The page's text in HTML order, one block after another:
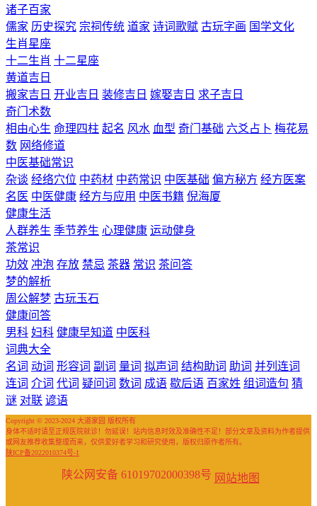
诸子百家
儒家 历史探究 宗祠传统 道家 诗词歌赋 古玩字画 国学文化
生肖星座
十二生肖 十二星座
黄道吉日
搬家吉日 开业吉日 装修吉日 嫁娶吉日 求子吉日
奇门术数
相由心生 命理四柱 起名 风水 血型 奇门基础 六爻占卜 梅花易
数 网络修道
中医基础常识
杂谈 经络穴位 中药材 中药常识 中医基础 偏方秘方 经方医案
名医 中医健康 经方与应用 中医书籍 倪海厦
健康生活
人群养生 季节养生 心理健康 运动健身
茶常识
功效 冲泡 存放 禁忌 茶器 常识 茶问答
梦的解析
周公解梦 古玩玉石
健康问答
男科 妇科 健康早知道 中医科
词典大全
名词 动词 形容词 副词 量词 拟声词 结构助词 助词 并列连词
连词 介词 代词 疑问词 数词 成语 歇后语 百家姓 组词造句 猜
谜 对联 谚语
Copyright © 2023-2024 大道家园 版权所有
身体不适时请至正规医院就诊！勿延误！站内信息时效及准确性不足！部分文章及资料为作者提供
或网友推荐收集整理而来，仅供爱好者学习和研究使用，版权归原作者所有。
陕ICP备2022010374号-1
陕公网安备 61019702000398号 网站地图